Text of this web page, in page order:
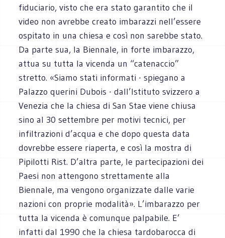
fiduciario, visto che era stato garantito che il
video non avrebbe creato imbarazzi nell’essere
ospitato in una chiesa e così non sarebbe stato.
Da parte sua, la Biennale, in forte imbarazzo,
attua su tutta la vicenda un “catenaccio”
stretto. «Siamo stati informati - spiegano a
Palazzo querini Dubois - dall’Istituto svizzero a
Venezia che la chiesa di San Stae viene chiusa
sino al 30 settembre per motivi tecnici, per
infiltrazioni d’acqua e che dopo questa data
dovrebbe essere riaperta, e così la mostra di
Pipilotti Rist. D’altra parte, le partecipazioni dei
Paesi non attengono strettamente alla
Biennale, ma vengono organizzate dalle varie
nazioni con proprie modalità». L’imbarazzo per
tutta la vicenda è comunque palpabile. E’
infatti dal 1990 che la chiesa tardobarocca di